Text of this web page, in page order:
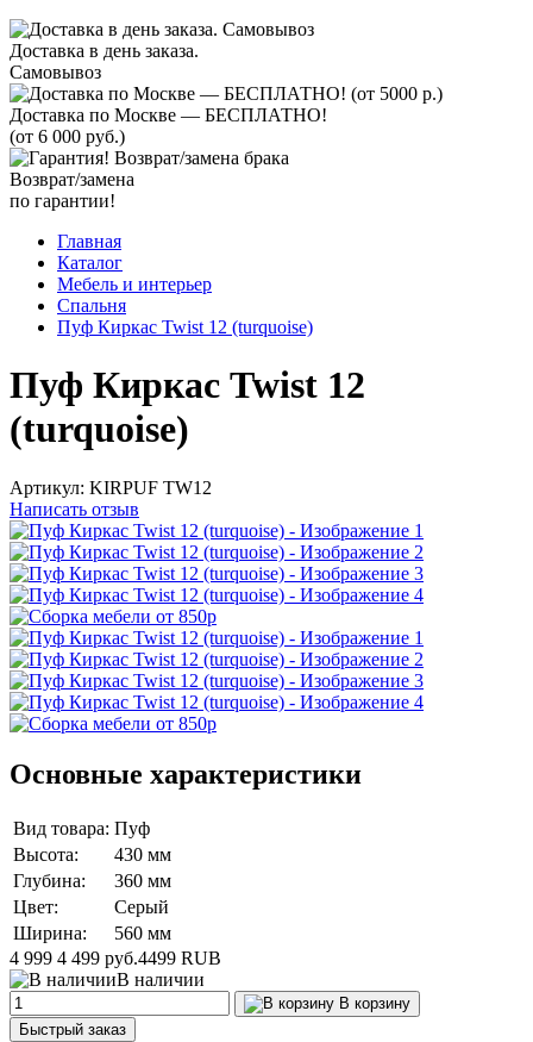
Доставка в день заказа.
Самовывоз
Доставка по Москве — БЕСПЛАТНО!
(от 6 000 руб.)
Возврат/замена
по гарантии!
Главная
Каталог
Мебель и интерьер
Спальня
Пуф Киркас Twist 12 (turquoise)
Пуф Киркас Twist 12
(turquoise)
Артикул: KIRPUF TW12
Написать отзыв
Основные характеристики
Вид товара: Пуф
Высота:
430 мм
Глубина:
360 мм
Цвет:
Серый
Ширина:
560 мм
4 999 4 499 руб.4499 RUB
В наличии
В корзину
Быстрый заказ